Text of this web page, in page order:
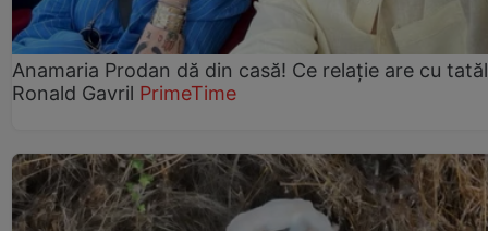
Anamaria Prodan dă din casă! Ce relație are cu
Ronald Gavril PrimeTime